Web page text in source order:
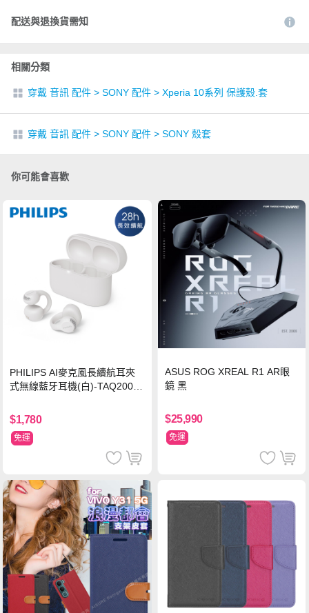
配送與退換貨需知
相關分類
穿戴 音訊 配件 > SONY 配件 > Xperia 10系列 保護殼.套
穿戴 音訊 配件 > SONY 配件 > SONY 殼套
你可能會喜歡
PHILIPS AI麥克風長續航耳夾
式無線藍牙耳機(白)-TAQ2000
$1,780
免運
ASUS ROG XREAL R1 AR眼
鏡 黑
$25,990
免運